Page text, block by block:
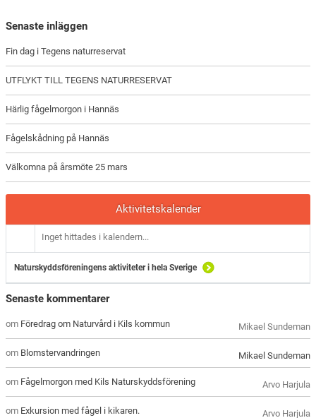
Senaste inläggen
Fin dag i Tegens naturreservat
UTFLYKT TILL TEGENS NATURRESERVAT
Härlig fågelmorgon i Hannäs
Fågelskådning på Hannäs
Välkomna på årsmöte 25 mars
Aktivitetskalender
Inget hittades i kalendern...
Naturskyddsföreningens aktiviteter i hela Sverige
Senaste kommentarer
Mikael Sundeman
om Föredrag om Naturvård i Kils kommun
Mikael Sundeman
om Blomstervandringen
Arvo Harjula
om Fågelmorgon med Kils Naturskyddsförening
Arvo Harjula
om Exkursion med fågel i kikaren.